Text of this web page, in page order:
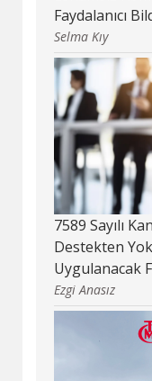
Faydalanıcı
Selma Kıy
7589 Sayılı
Destekten
Uygulanacak
Ezgi Anasız